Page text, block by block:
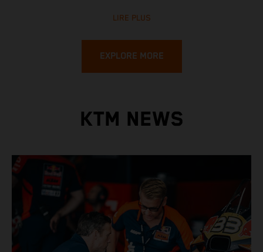
LIRE PLUS
EXPLORE MORE
KTM NEWS